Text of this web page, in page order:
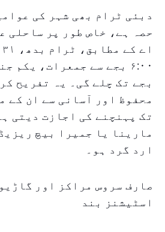
دبئی ٹرام بھی شہر کی
حصہ ہے، خاص طور پر ساحلی
بجے تک چلے گی۔ یہ تفریح
محفوظ اور آسانی سے ان کے
تک پہنچنے کی اجازت دیتی
مارینا یا جمیرا بیچ
ارد گرد ہو۔
صارف سروس مراکز اور
اسٹیشنز بند